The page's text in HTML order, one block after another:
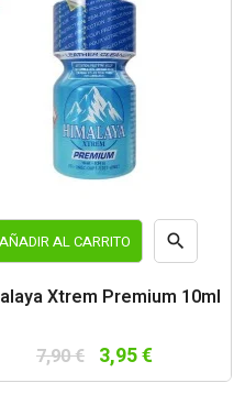
AÑADIR AL CARRITO 
Xtrem Premium 10ml
7,90 € 3,95 €